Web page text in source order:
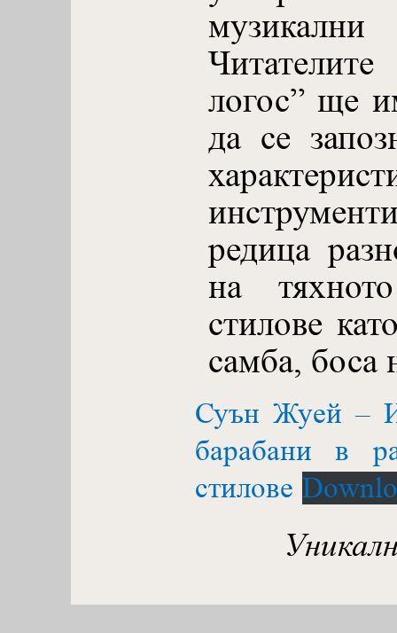
логос” ще
да се
редица
на
стилове
самба, боса
Суън Жуей –
барабани в
стилове